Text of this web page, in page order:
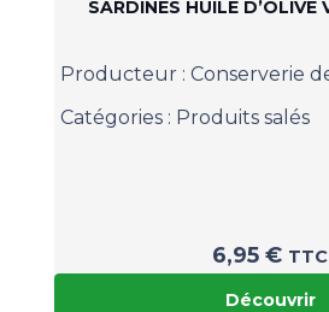
SARDINES HUILE D’OLIVE
Producteur : Conserverie
Catégories : Produits salés
6,95 € TTC
Découvrir